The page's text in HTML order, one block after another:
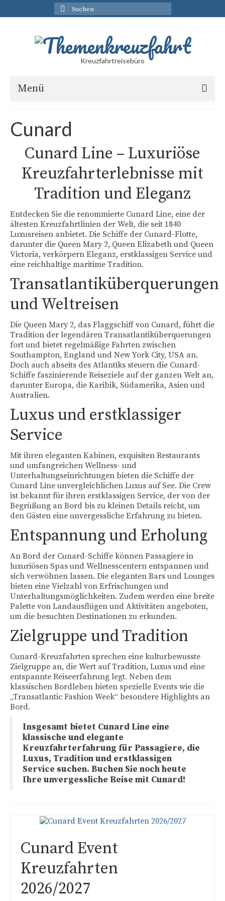
Suchen
nach:
Kreuzfahrtreisebüro
Menü
AIDA Kreuzfahrten
Celebrity Cruises Angebote
Costa Kreuzfahrten
Disney Cruise
Holland America Line
HX Hurtigruten Expedition
HURTIGRUTEN
Mein Schiff®
MSC Cruises
nicko cruises Hochsee
Norwegian Cruise Line
Pllantours Hochseekreuzfahrten
Princess Cruises
Phoenix Seereisen
Royal Caribbean
AIDA Suiten
Celebrity Cruises – the retreat
Costa Suiten
nicko cruises Hochsee Suiten
NCL The Haven
Phoenix Seereisen Suiten
Royal Caribbean Suiten
Flusskreuzfahrten
A-ROSA Angebote
AMADEUS Special Angebote
nicko cruises Angebote
Plantours Flusskreuzfahrten
VIVA Cruises
Themenkreuzfahrten
Kreuzfahrt blog
Kreuzfahrtsuche
Newsletter
Cunard
Cunard Line – Luxuriöse
Kreuzfahrterlebnisse mit
Tradition und Eleganz
Entdecken Sie die renommierte Cunard Line, eine der
ältesten Kreuzfahrtlinien der Welt, die seit 1840
Luxusreisen anbietet. Die Schiffe der Cunard-Flotte,
darunter die Queen Mary 2, Queen Elizabeth und Queen
Victoria, verkörpern Eleganz, erstklassigen Service und
eine reichhaltige maritime Tradition.
Transatlantiküberquerungen
und Weltreisen
Die Queen Mary 2, das Flaggschiff von Cunard, führt die
Tradition der legendären Transatlantiküberquerungen
fort und bietet regelmäßige Fahrten zwischen
Southampton, England und New York City, USA an.
Doch auch abseits des Atlantiks steuern die Cunard-
Schiffe faszinierende Reiseziele auf der ganzen Welt an,
darunter Europa, die Karibik, Südamerika, Asien und
Australien.
Luxus und erstklassiger
Service
Mit ihren eleganten Kabinen, exquisiten Restaurants
und umfangreichen Wellness- und
Unterhaltungseinrichtungen bieten die Schiffe der
Cunard Line unvergleichlichen Luxus auf See. Die Crew
ist bekannt für ihren erstklassigen Service, der von der
Begrüßung an Bord bis zu kleinen Details reicht, um
den Gästen eine unvergessliche Erfahrung zu bieten.
Entspannung und Erholung
An Bord der Cunard-Schiffe können Passagiere in
luxuriösen Spas und Wellnesscentern entspannen und
sich verwöhnen lassen. Die eleganten Bars und Lounges
bieten eine Vielzahl von Erfrischungen und
Unterhaltungsmöglichkeiten. Zudem werden eine breite
Palette von Landausflügen und Aktivitäten angeboten,
um die besuchten Destinationen zu erkunden.
Zielgruppe und Tradition
Cunard-Kreuzfahrten sprechen eine kulturbewusste
Zielgruppe an, die Wert auf Tradition, Luxus und eine
entspannte Reiseerfahrung legt. Neben dem
klassischen Bordleben bieten spezielle Events wie die
„Transatlantic Fashion Week“ besondere Highlights an
Bord.
Insgesamt bietet Cunard Line eine
klassische und elegante
Kreuzfahrterfahrung für Passagiere, die
Luxus, Tradition und erstklassigen
Service suchen. Buchen Sie noch heute
Ihre unvergessliche Reise mit Cunard!
Cunard Event
Kreuzfahrten
2026/2027